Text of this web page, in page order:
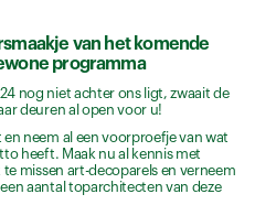
van het komende
programma
nog niet achter ons ligt, zwaait de
deuren al open voor u!
en neem al een voorproefje van wat
heeft. Maak nu al kennis met
te missen art-decoparels en verneem
aantal toparchitecten van deze